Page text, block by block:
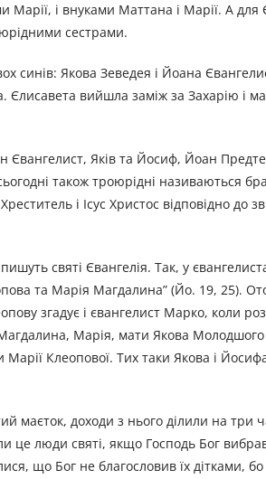
і внуками Маттана і Марії. А для
сестрами.
синів: Якова Зеведея і Йоана
Єлисавета вийшла заміж за Захарію
Яків та Йосиф, Йоан
також троюрідні називаються
і Ісус Христос відповідно
святі Євангелія. Так, у
та Марія Магдалина” (Йо. 19, 25).
згадує і євангелист Марко, коли
Марія, мати Якова
Клеопової. Тих таки Якова і
маєток, доходи з нього ділили на три
це люди святі, якщо Господь Бог
що Бог не благословив їх дітками,